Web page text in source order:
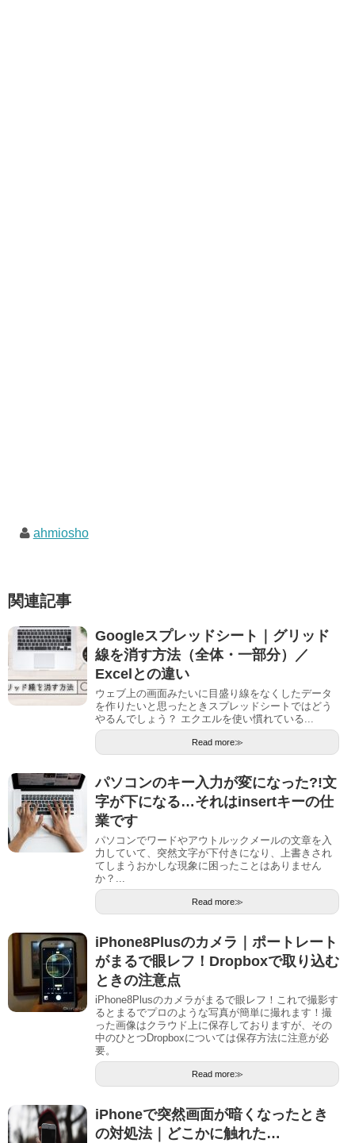
ahmiosho
関連記事
Googleスプレッドシート｜グリッド
線を消す方法（全体・一部分）／
Excelとの違い
ウェブ上の画面みたいに目盛り線をなくしたデータ
を作りたいと思ったときスプレッドシートではどう
やるんでしょう？ エクエルを使い慣れている...
Read more≫
パソコンのキー入力が変になった?!文
字が下になる…それはinsertキーの仕
業です
パソコンでワードやアウトルックメールの文章を入
力していて、突然文字が下付きになり、上書きされ
てしまうおかしな現象に困ったことはありません
か？...
Read more≫
iPhone8Plusのカメラ｜ポートレート
がまるで眼レフ！Dropboxで取り込む
ときの注意点
iPhone8Plusのカメラがまるで眼レフ！これで撮影す
るとまるでプロのような写真が簡単に撮れます！撮
った画像はクラウド上に保存しておりますが、その
中のひとつDropboxについては保存方法に注意が必
要。
Read more≫
iPhoneで突然画面が暗くなったとき
の対処法｜どこかに触れた…